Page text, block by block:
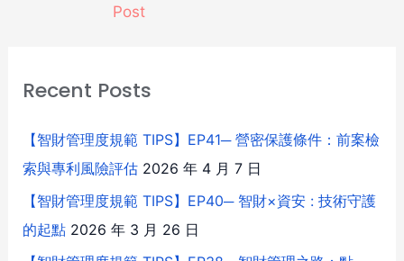
Post
Recent Posts
【智財管理度規範 TIPS】EP41─ 營密保護條件：前案檢
索與專利風險評估 2026 年 4 月 7 日
【智財管理度規範 TIPS】EP40─ 智財×資安 : 技術守護
的起點 2026 年 3 月 26 日